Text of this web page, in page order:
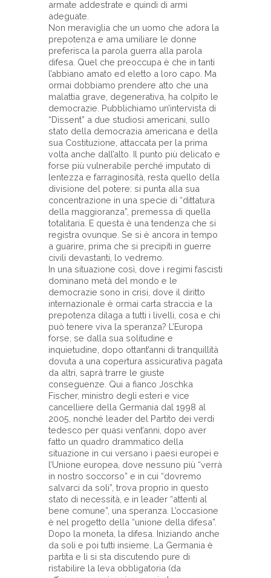
armate addestrate e quindi di armi
adeguate.
Non meraviglia che un uomo che adora la
prepotenza e ama umiliare le donne
preferisca la parola guerra alla parola
difesa. Quel che preoccupa è che in tanti
l’abbiano amato ed eletto a loro capo. Ma
ormai dobbiamo prendere atto che una
malattia grave, degenerativa, ha colpito le
democrazie. Pubblichiamo un’intervista di
“Dissent” a due studiosi americani, sullo
stato della democrazia americana e della
sua Costituzione, attaccata per la prima
volta anche dall’alto. Il punto più delicato e
forse più vulnerabile perché imputato di
lentezza e farraginosità, resta quello della
divisione del potere: si punta alla sua
concentrazione in una specie di “dittatura
della maggioranza”, premessa di quella
totalitaria. E questa è una tendenza che si
registra ovunque. Se si è ancora in tempo
a guarire, prima che si precipiti in guerre
civili devastanti, lo vedremo.
In una situazione così, dove i regimi fascisti
dominano metà del mondo e le
democrazie sono in crisi, dove il diritto
internazionale è ormai carta straccia e la
prepotenza dilaga a tutti i livelli, cosa e chi
può tenere viva la speranza? L’Europa
forse, se dalla sua solitudine e
inquietudine, dopo ottant’anni di tranquillità
dovuta a una copertura assicurativa pagata
da altri, saprà trarre le giuste
conseguenze. Qui a fianco Joschka
Fischer, ministro degli esteri e vice
cancelliere della Germania dal 1998 al
2005, nonché leader del Partito dei verdi
tedesco per quasi vent’anni, dopo aver
fatto un quadro drammatico della
situazione in cui versano i paesi europei e
l’Unione europea, dove nessuno più “verrà
in nostro soccorso” e in cui “dovremo
salvarci da soli”, trova proprio in questo
stato di necessità, e in leader “attenti al
bene comune”, una speranza. L’occasione
è nel progetto della “unione della difesa”.
Dopo la moneta, la difesa. Iniziando anche
da soli e poi tutti insieme. La Germania è
partita e lì si sta discutendo pure di
ristabilire la leva obbligatoria (da